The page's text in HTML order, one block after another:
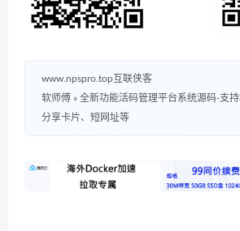
www.npspro.top互联侠客
软师傅 » 全新功能活码管理平台系统源码-支持
分享卡片、短网址等